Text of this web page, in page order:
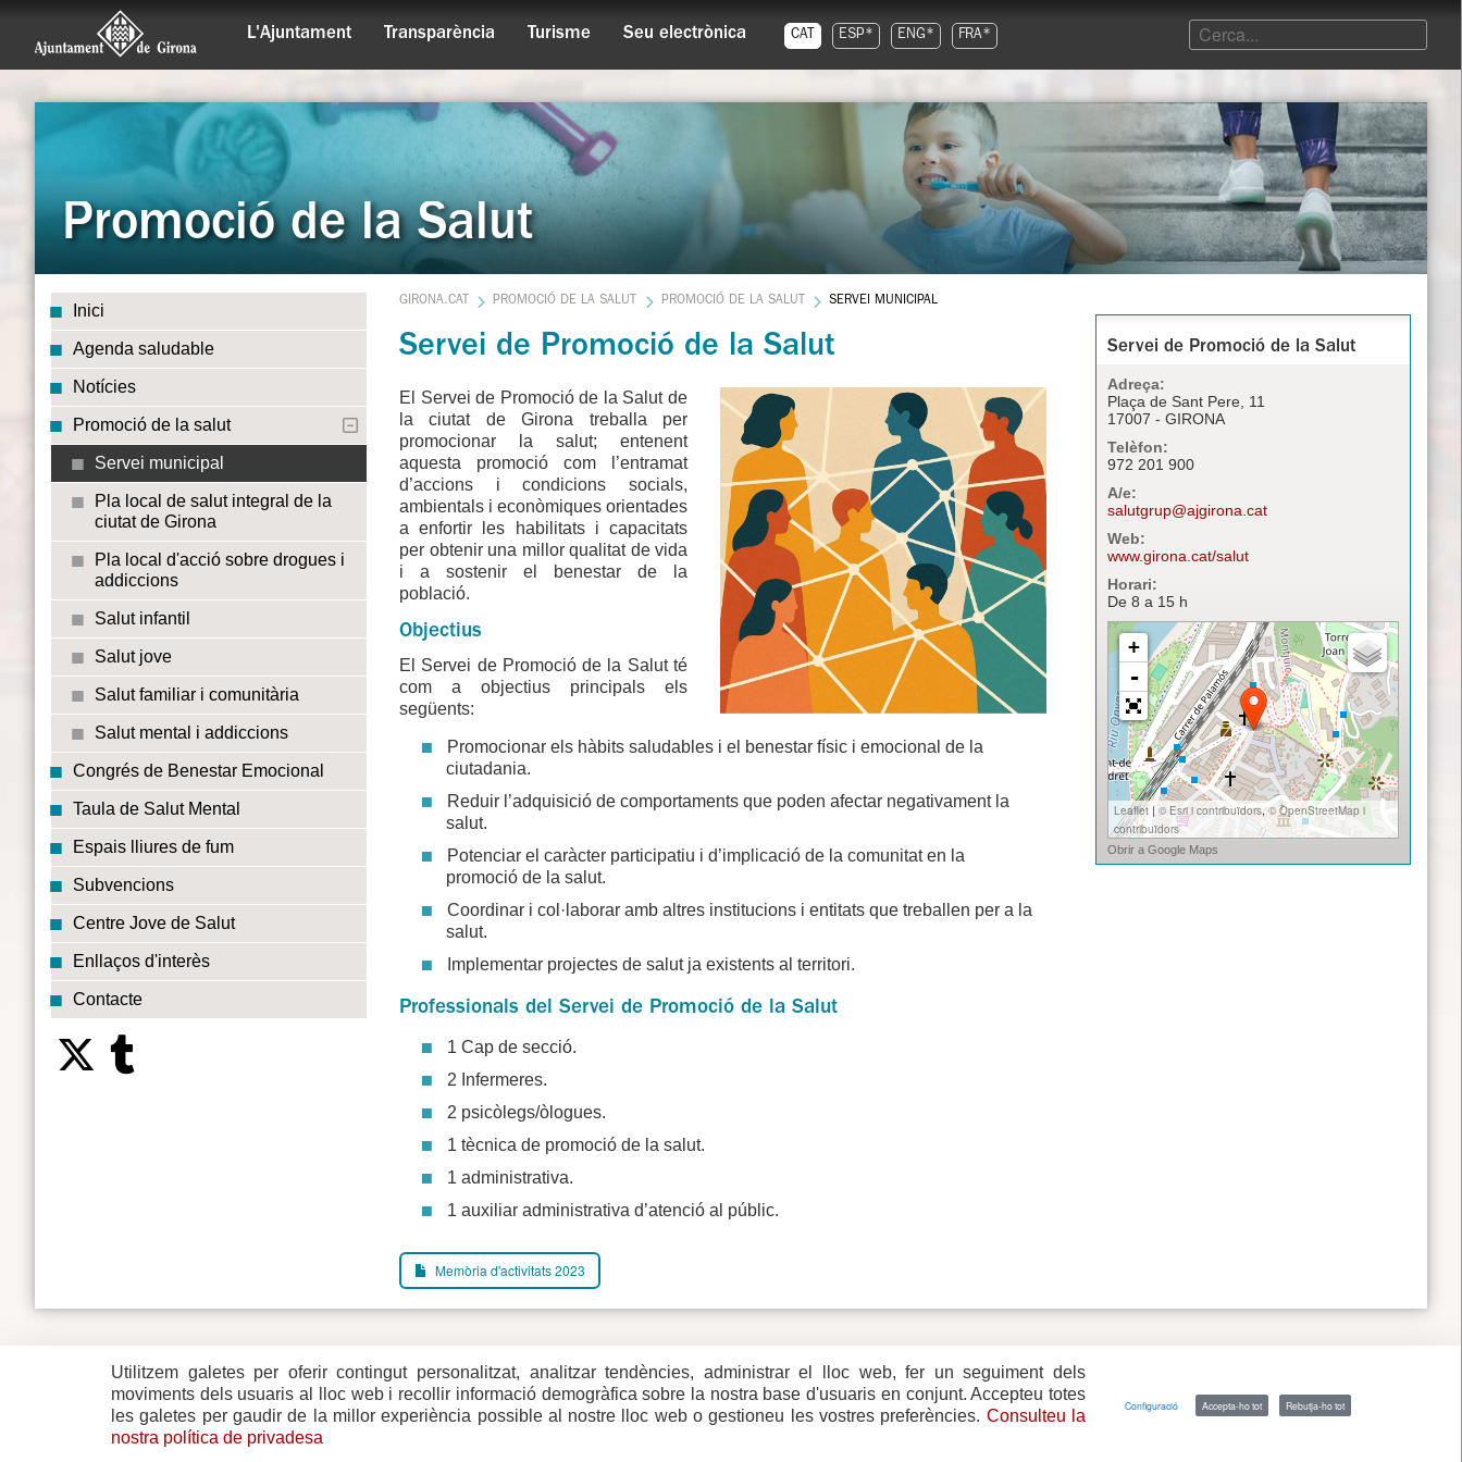
L'Ajuntament Transparència Turisme Seu electrònica CAT ESP* ENG* FRA*
Promoció de la Salut
Inici
Agenda saludable
Notícies
Promoció de la salut
Servei municipal
Pla local de salut integral de la
ciutat de Girona
Pla local d'acció sobre drogues i
addiccions
Salut infantil
Salut jove
Salut familiar i comunitària
Salut mental i addiccions
Congrés de Benestar Emocional
Taula de Salut Mental
Espais lliures de fum
Subvencions
Centre Jove de Salut
Enllaços d'interès
Contacte
GIRONA.CAT PROMOCIÓ DE LA SALUT PROMOCIÓ DE LA SALUT SERVEI MUNICIPAL
Servei de Promoció de la Salut
El Servei de Promoció de la Salut de
la ciutat de Girona treballa per
promocionar la salut; entenent
aquesta promoció com l’entramat
d’accions i condicions socials,
ambientals i econòmiques orientades
a enfortir les habilitats i capacitats
per obtenir una millor qualitat de vida
i a sostenir el benestar de la
població.
Objectius
El Servei de Promoció de la Salut té
com a objectius principals els
següents:
Promocionar els hàbits saludables i el benestar físic i emocional de la
ciutadania.
Reduir l’adquisició de comportaments que poden afectar negativament la
salut.
Potenciar el caràcter participatiu i d’implicació de la comunitat en la
promoció de la salut.
Coordinar i col·laborar amb altres institucions i entitats que treballen per a la
salut.
Implementar projectes de salut ja existents al territori.
Professionals del Servei de Promoció de la Salut
1 Cap de secció.
2 Infermeres.
2 psicòlegs/òlogues.
1 tècnica de promoció de la salut.
1 administrativa.
1 auxiliar administrativa d’atenció al públic.
Memòria d'activitats 2023
Servei de Promoció de la Salut
Adreça:
Plaça de Sant Pere, 11
17007 - GIRONA
Telèfon:
972 201 900
A/e:
salutgrup@ajgirona.cat
Web:
www.girona.cat/salut
Horari:
De 8 a 15 h
Plaça del Vi, 1
17004 GIRONA
Tel. 972 419 010
Contacte
Mapa del web
Mapa de xarxes
Avís legal
Utilitzem galetes per oferir contingut personalitzat, analitzar tendències, administrar el lloc web, fer un seguiment dels
moviments dels usuaris al lloc web i recollir informació demogràfica sobre la nostra base d'usuaris en conjunt. Accepteu totes
les galetes per gaudir de la millor experiència possible al nostre lloc web o gestioneu les vostres preferències. Consulteu la
nostra política de privadesa
Configuració Accepta-ho tot Rebutja-ho tot